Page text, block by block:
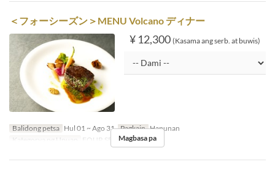
＜フォーシーズン＞MENU Volcano ディナー
¥ 12,300 (Kasama ang serb. at buwis)
Balidong petsa Hul 01 ~ Ago 31 Pagkain Hapunan
Kategorya ng Upuan
FOUR SEASONMagbasa pa